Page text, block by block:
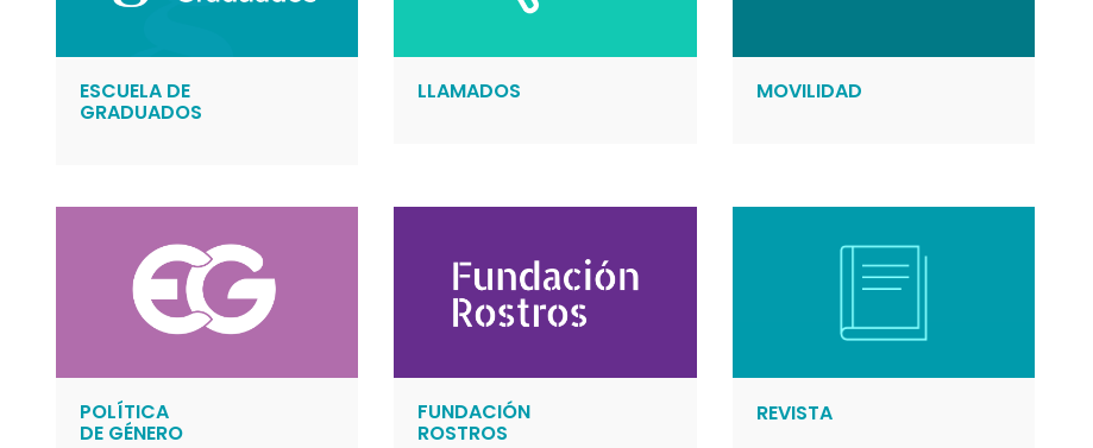
ESCUELA DE
GRADUADOS
LLAMADOS MOVILIDAD
POLÍTICA
DE GÉNERO
FUNDACIÓN
ROSTROS
REVISTA